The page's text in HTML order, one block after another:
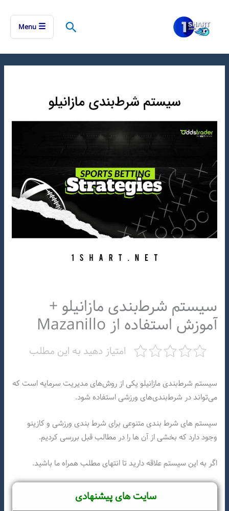
جستجو☰
Menu
سیستم شرط‌بندی مازانیلو +
آموزش استفاده از Mazanillo
امتیاز دهید به این مطلب
سیستم شرط‌بندی مازانیلو یکی از روش‌های مدیریت سرمایه است که
می‌تواند در شرط‌بندی‌های ورزشی استفاده شود.
سیستم های شرط بندی متنوعی برای شرط بندی ورزشی و کازینو
وجود دارد که بخشی از آن ها را در مطالب قبل بررسی کردیم.
اگر به این سیستم علاقه دارید تا انتهای مطلب همراه ما باشید.
سایت های پیشنهادی